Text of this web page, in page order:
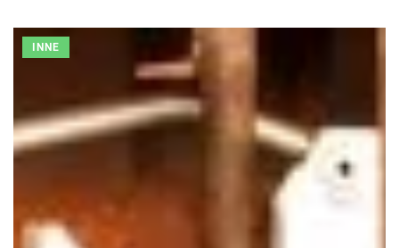
INNE